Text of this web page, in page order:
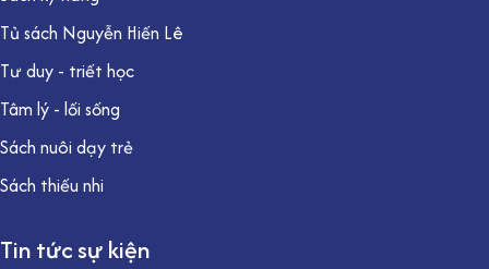
Tủ sách Nguyễn Hiến Lê
Tư duy - triết học
Tâm lý - lối sống
Sách nuôi dạy trẻ
Sách thiếu nhi
Tin tức sự kiện